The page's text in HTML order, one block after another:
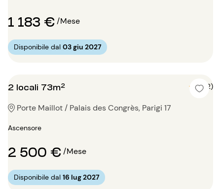
1 183 €/Mese
Disponibile dal 03 giu 2027
2 locali 73m² 5 (2)
Porte Maillot / Palais des Congrès, Parigi 17
Ascensore
2 500 €/Mese
Disponibile dal 16 lug 2027